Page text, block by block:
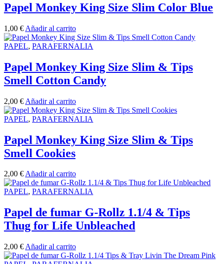
Papel Monkey King Size Slim Color Blue
1,00 € Añadir al carrito
PAPEL, PARAFERNALIA
Papel Monkey King Size Slim & Tips
Smell Cotton Candy
2,00 € Añadir al carrito
PAPEL, PARAFERNALIA
Papel Monkey King Size Slim & Tips
Smell Cookies
2,00 €Añadir al carrito
PAPEL, PARAFERNALIA
Papel de fumar G-Rollz 1.1/4 & Tips
Thug for Life Unbleached
2,00 € Añadir al carrito